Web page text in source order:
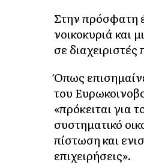
Στην πρόσφατη
νοικοκυριά και
σε
Όπως
του
«πρόκειται για
συστηματικό
πίστωση και
επιχειρήσεις».